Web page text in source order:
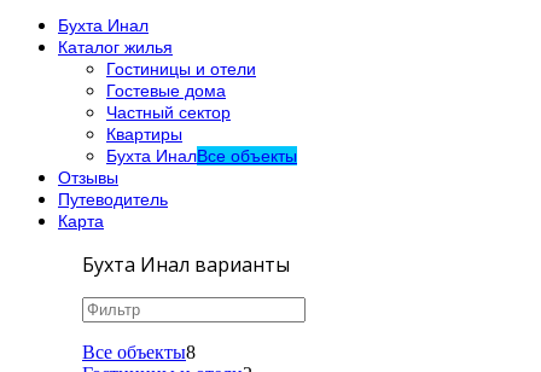
Бухта Инал
Каталог жилья
Гостиницы и отели
Гостевые дома
Частный сектор
Квартиры
Бухта ИналВсе объекты
Отзывы
Путеводитель
Карта
Бухта Инал варианты
Все объекты8